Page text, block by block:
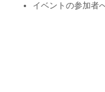
イベントの参加者